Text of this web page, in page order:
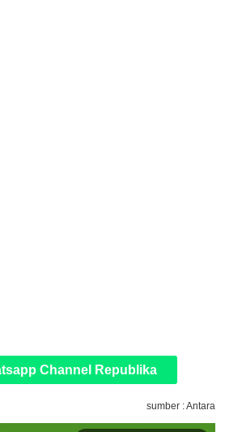
Channel Republika
sumber : Antara